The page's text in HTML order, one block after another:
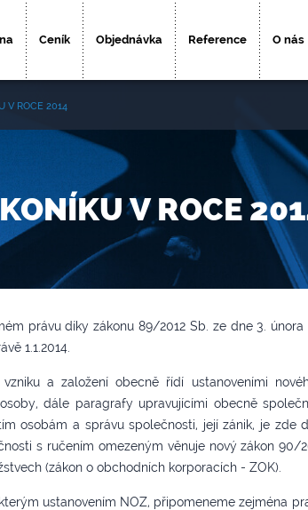
Ceník Objednávka Reference O nás
V ROCE 2014
V ROCE
právu díky zákonu 89/2012 Sb. ze dne 3. února
1.1.2014.
a založení obecně řídí ustanoveními
dále paragrafy upravujícími obecně
osobám a správu společnosti, její zánik, je zde
s ručením omezeným věnuje nový zákon 90/
(zákon o obchodních korporacích - ZOK).
ustanovením NOZ, připomeneme zejména